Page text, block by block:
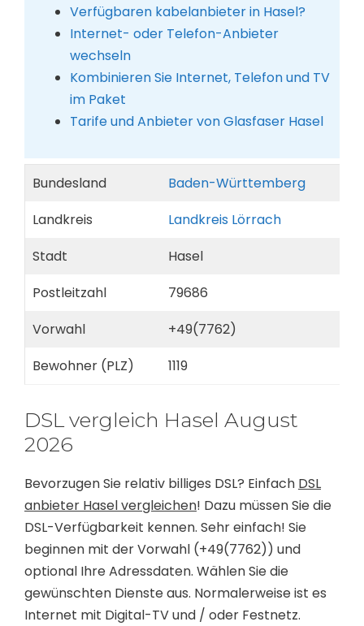
Verfügbaren kabelanbieter in Hasel?
Internet- oder Telefon-Anbieter
wechseln
Kombinieren Sie Internet, Telefon und TV
im Paket
Tarife und Anbieter von Glasfaser Hasel
Bundesland
Baden-Württemberg
Landkreis
Landkreis Lörrach
Stadt
Hasel
Postleitzahl
79686
Vorwahl
+49(7762)
Bewohner (PLZ)
1119
DSL vergleich Hasel August
2026
Bevorzugen Sie relativ billiges DSL? Einfach DSL
anbieter Hasel vergleichen! Dazu müssen Sie die
DSL-Verfügbarkeit kennen. Sehr einfach! Sie
beginnen mit der Vorwahl (+49(7762)) und
optional Ihre Adressdaten. Wählen Sie die
gewünschten Dienste aus. Normalerweise ist es
Internet mit Digital-TV und / oder Festnetz.